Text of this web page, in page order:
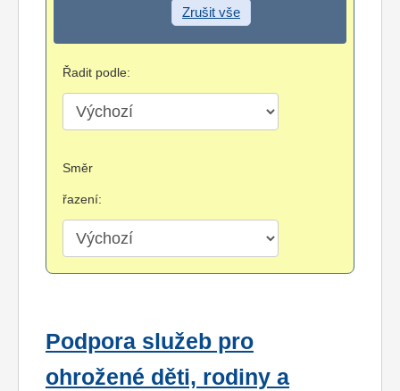
Zrušit vše
Řadit podle:
Směr
řazení:
Podpora služeb pro
ohrožené děti, rodiny a